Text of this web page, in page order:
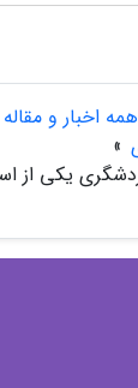
همه اخبار و
»
یکی از